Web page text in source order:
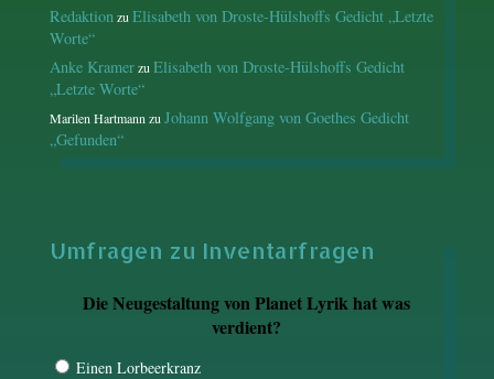
RedaktionzuElisabeth von Droste-Hülshoffs Gedicht „Letzte
Worte“
Anke KramerzuElisabeth von Droste-Hülshoffs Gedicht
„Letzte Worte“
Marilen HartmannzuJohann Wolfgang von Goethes Gedicht
„Gefunden“
Umfragen zu Inventarfragen
Die Neugestaltung von Planet Lyrik hat was
verdient?
Einen Lorbeerkranz